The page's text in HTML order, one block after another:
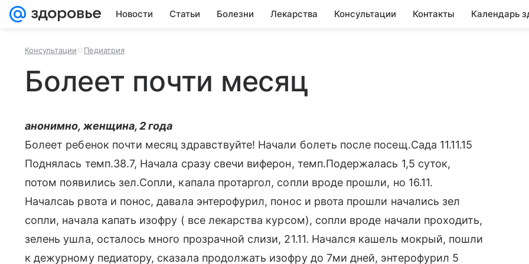
Новости Статьи Болезни Лекарства Консультации Контакты Календарь
Консультации Педиатрия
Болеет почти месяц
анонимно, женщина, 2 года
Болеет ребенок почти месяц здравствуйте! Начали болеть после посещ.Сада 11.11.15
Поднялась темп.38.7, Начала сразу свечи виферон, темп.Подержалась 1,5 суток,
потом появились зел.Сопли, капала протаргол, сопли вроде прошли, но 16.11.
Началсаь рвота и понос, давала энтерофурил, понос и рвота прошли начались зел
сопли, начала капать изофру ( все лекарства курсом), сопли вроде начали проходить,
зелень ушла, осталось много прозрачной слизи, 21.11. Начался кашель мокрый, пошли
к дежурному педиатору, сказала продолжать изофру до 7ми дней, энтерофурил 5